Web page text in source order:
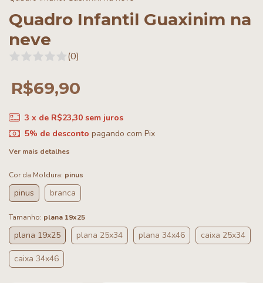
Quadro Infantil Guaxinim na
neve
(0)
R$69,90
3 x de R$23,30 sem juros
5% de desconto pagando com Pix
Ver mais detalhes
Cor da Moldura: pinus
pinus branca
Tamanho: plana 19x25
plana 19x25 plana 25x34 plana 34x46 caixa 25x34
caixa 34x46